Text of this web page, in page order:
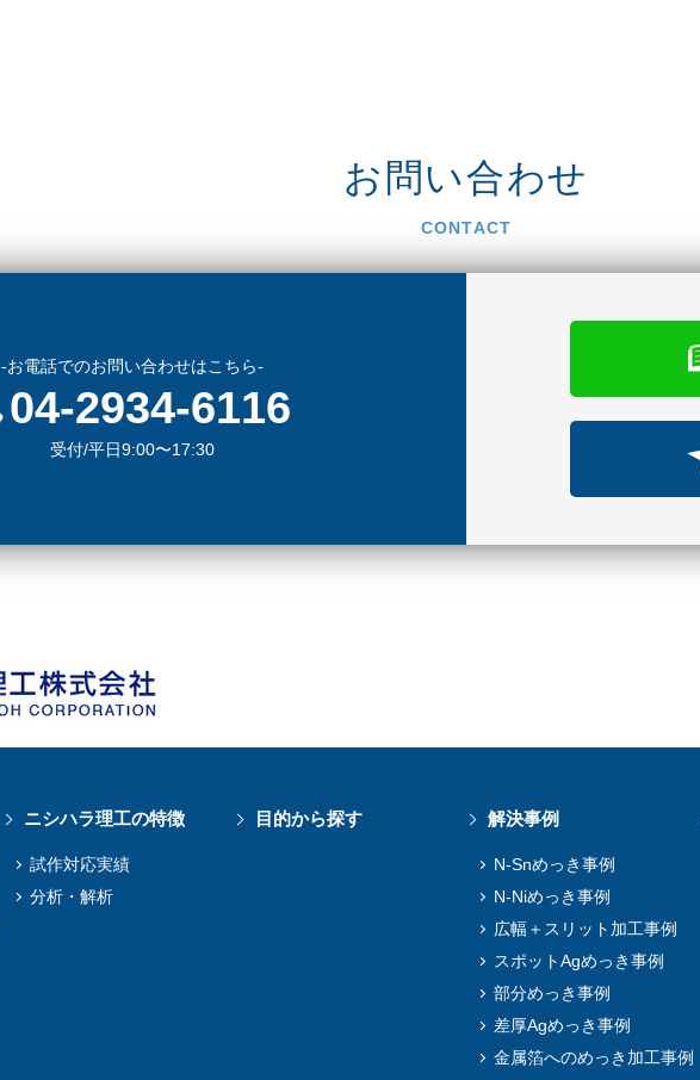
お問い合わせ
CONTACT
-お電話でのお問い合わせはこちら-
04-2934-6116
受付/平日9:00〜17:30
ニシハラ理工の特徴
試作対応実績
分析・解析
目的から探す 解決事例
N-Snめっき事例
N-Niめっき事例
広幅＋スリット加工事例
スポットAgめっき事例
部分めっき事例
差厚Agめっき事例
金属箔へのめっき加工事例